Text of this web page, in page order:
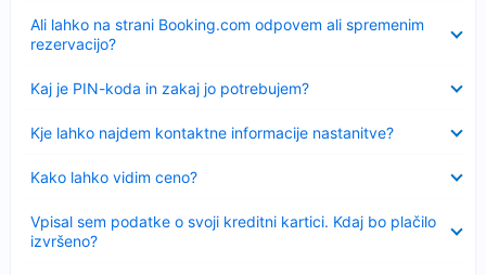
Ali lahko na strani Booking.com odpovem ali spremenim
rezervacijo?
Kaj je PIN-koda in zakaj jo potrebujem?
Kje lahko najdem kontaktne informacije nastanitve?
Kako lahko vidim ceno?
Vpisal sem podatke o svoji kreditni kartici. Kdaj bo plačilo
izvršeno?